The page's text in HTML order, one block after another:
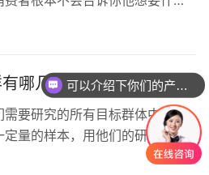
的逻辑，这就相当于是说：“战场
。实际上，大部分时候，并不
大部分人使用了错误的方法。
哪几种方式？
要研究的所有目标群体中，按
量的样本，用他们的研究结
结果。 抽样的目的是通过对一部
你们是怎么收费的呢